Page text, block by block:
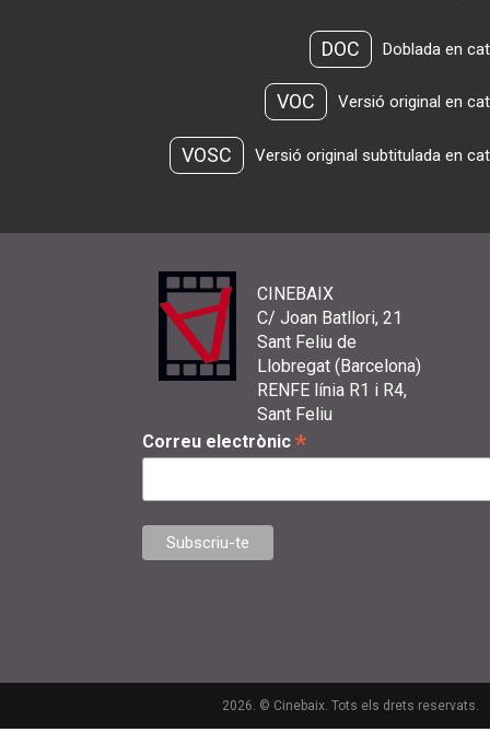
DOC Doblada en
VOC Versió original en
VOSC Versió original subtitulada en
CINEBAIX
C/ Joan Batllori, 21
Sant Feliu de
Llobregat (Barcelona)
RENFE línia R1 i R4,
Sant Feliu
Correu electrònic *
2026. © Cinebaix. Tots els drets reservats.